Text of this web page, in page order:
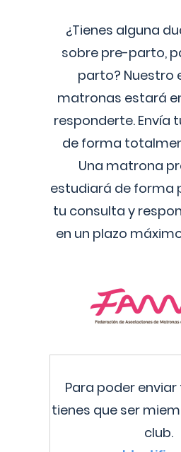
¿Tienes alguna
sobre pre-parto,
parto? Nuestro
matronas estará
responderte. Envía
de forma
Una matrona
estudiará de forma
tu consulta y
en un plazo
Para poder
tienes que ser
club.